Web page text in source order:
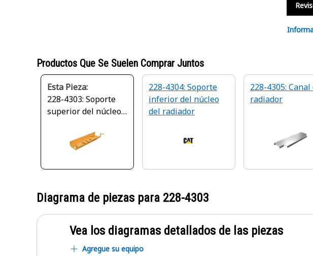
Productos Que Se Suelen Comprar Juntos
Esta Pieza:
228-4303: Soporte
superior del núcleo
228-4304: Soporte
inferior del núcleo
del radiador
228-4305: Canal
radiador
Diagrama de piezas para 228-4303
Vea los diagramas detallados de las piezas
Agregue su equipo